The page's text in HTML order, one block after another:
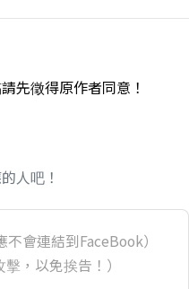
先徵得原作者同意！
人吧！
不會連結到FaceBook）
，以免挨告！）